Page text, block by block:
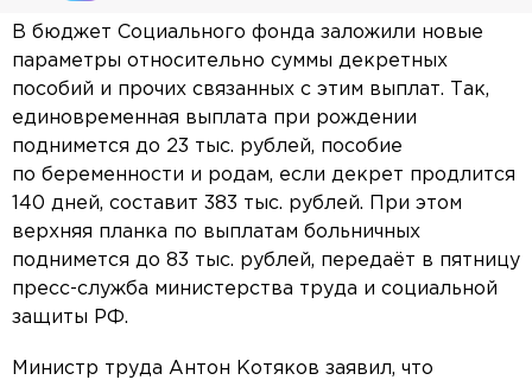
В бюджет Социального фонда заложили новые
параметры относительно суммы декретных
пособий и прочих связанных с этим выплат. Так,
единовременная выплата при рождении
поднимется до 23 тыс. рублей, пособие
по беременности и родам, если декрет продлится
140 дней, составит 383 тыс. рублей. При этом
верхняя планка по выплатам больничных
поднимется до 83 тыс. рублей, передаёт в пятницу
пресс-служба министерства труда и социальной
защиты РФ.
Министр труда Антон Котяков заявил, что